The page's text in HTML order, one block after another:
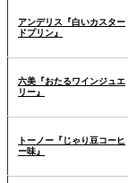
アンデリス『白いカスター
ドプリン』
六美『おたるワインジュエ
リー』
トーノー『じゃり豆コーヒ
ー味』